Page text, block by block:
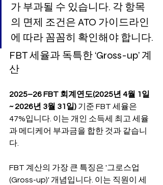
가 부과될 수 있습니다. 각 항목
의 면제 조건은 ATO 가이드라인
에 따라 꼼꼼히 확인해야 합니다.
FBT 세율과 독특한 ‘Gross-up’ 계
산
2025–26 FBT 회계연도(2025년 4월 1일
~ 2026년 3월 31일) 기준 FBT 세율은
47%입니다. 이는 개인 소득세 최고 세율
과 메디케어 부과금을 합한 것과 같습니
다.
FBT 계산의 가장 큰 특징은 '그로스업
(Gross-up)' 개념입니다. 이는 직원이 세